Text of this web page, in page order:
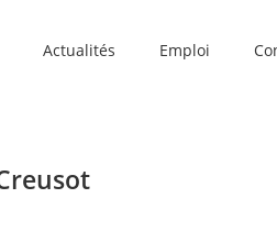
Actualités Emploi